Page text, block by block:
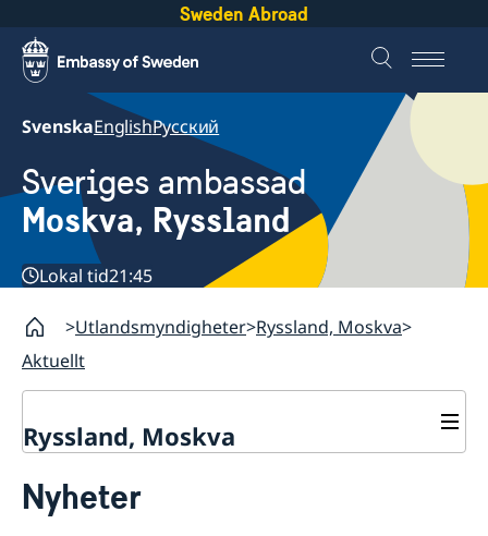
Sweden Abroad
SvenskaEnglishРусский
Sveriges ambassad
Moskva, Ryssland
Lokal tid21:45
Utlandsmyndigheter Ryssland, Moskva
Aktuellt
Ryssland, Moskva
Kontakt
Nyheter